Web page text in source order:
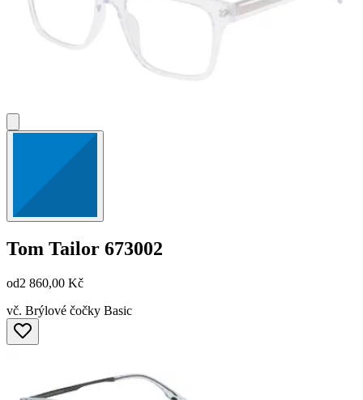
Tom Tailor 673002
od2 860,00 Kč
vč. Brýlové čočky Basic